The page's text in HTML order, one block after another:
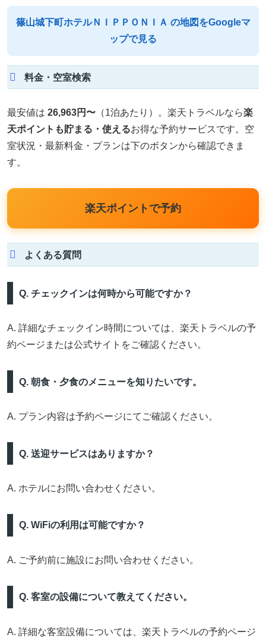
篠山城下町ホテルＮＩＰＰＯＮＩＡ の地図をGoogleマ
ップで見る
料金・空室検索
最安値は 26,963円〜 （1泊あたり）。楽天トラベルなら楽
天ポイントも貯まる・使えるお得な予約サービスです。空
室状況・最新料金・プランは下のボタンから確認できま
す。
楽天ポイントで予約
よくある質問
Q. チェックインは何時から可能ですか？
A. 詳細なチェックイン時間については、楽天トラベルの予
約ページまたは公式サイトをご確認ください。
Q. 朝食・夕食のメニューを知りたいです。
A. プラン内容は予約ページにてご確認ください。
Q. 送迎サービスはありますか？
A. ホテルにお問い合わせください。
Q. WiFiの利用は可能ですか？
A. ご予約前に施設にお問い合わせください。
Q. 客室の設備について教えてください。
A. 詳細な客室設備については、楽天トラベルの予約ページ